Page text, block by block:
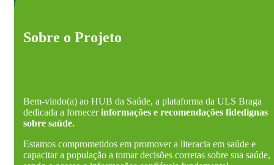
Sobre o Projeto
Bem-vindo(a) ao HUB da Saúde, a plataforma da ULS Braga
dedicada a fornecerinformações e recomendações fidedignas
sobre saúde.
Estamos comprometidos em promover a literacia em saúde e
capacitar a população a tomar decisões corretas sobre sua saúde,